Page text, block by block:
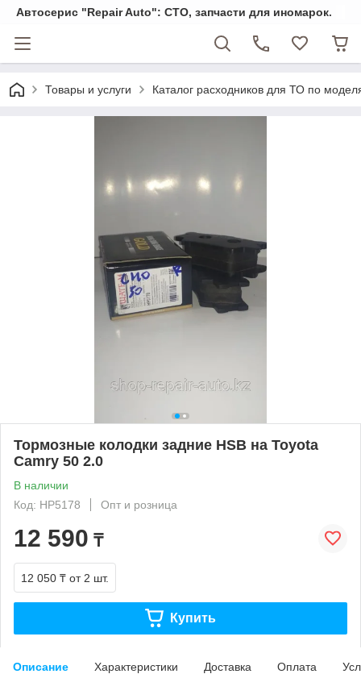
Автосерис "Repair Auto": СТО, запчасти для иномарок.
Товары и услуги Каталог расходников для ТО по
Тормозные колодки задние HSB на Toyota
Camry 50 2.0
В наличии
Код: HP5178
Опт и розница
12 590 ₸
12 050 ₸ от 2 шт.
Купить
Описание Характеристики Доставка Оплата